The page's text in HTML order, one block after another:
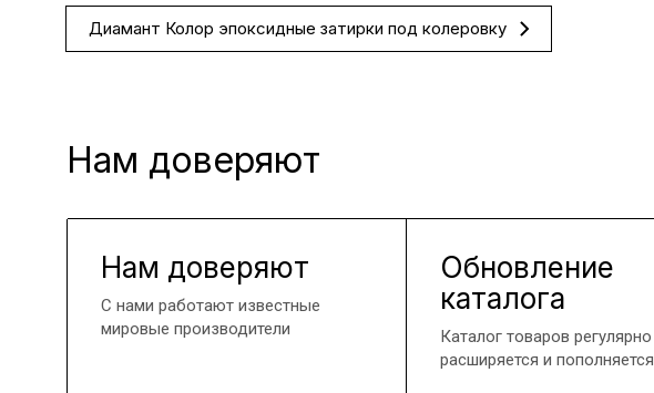
Диамант Колор эпоксидные затирки под колеровку
Нам доверяют
Нам доверяют
С нами работают известные
мировые производители
Обновление
каталога
Каталог товаров регулярно
расширяется и пополняется